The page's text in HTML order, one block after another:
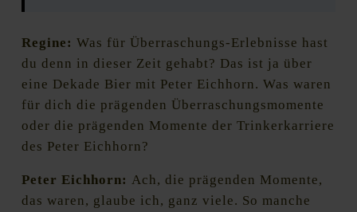
Regine: Was für Überraschungs-Erlebnisse hast
du denn in dieser Zeit gehabt? Das ist ja über
eine Dekade Bier mit Peter Eichhorn. Was waren
für dich die prägenden Überraschungsmomente
oder die prägenden Momente der Trinkerkarriere
des Peter Eichhorn?
Peter Eichhorn: Ach, die prägenden Momente,
das waren, glaube ich, ganz viele. So manche